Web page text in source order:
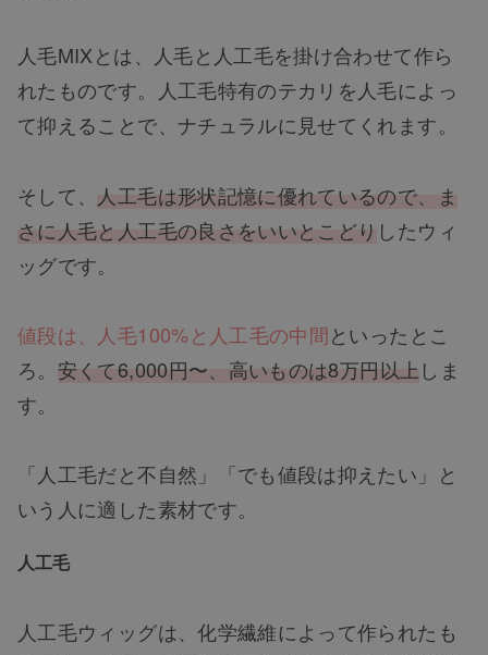
人毛MIXとは、人毛と人工毛を掛け合わせて作ら
れたものです。人工毛特有のテカリを人毛によっ
て抑えることで、ナチュラルに見せてくれます。
そして、
人工毛は形状記憶に優れているので、ま
さに人毛と人工毛の良さをいいとこどり したウィ
ッグです。
値段は、人毛100%と人工毛の中間といったとこ
ろ。 安くて6,000円〜、高いものは8万円以上 しま
す。
「人工毛だと不自然」「でも値段は抑えたい」と
いう人に適した素材です。
人工毛
人工毛ウィッグは、化学繊維によって作られたも